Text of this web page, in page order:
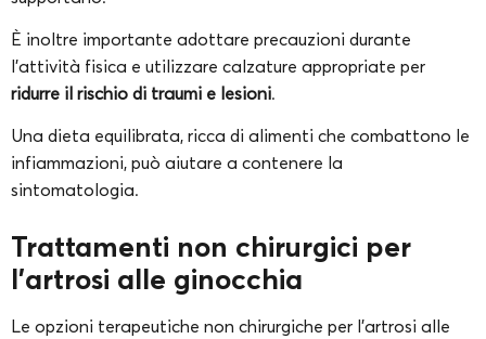
È inoltre importante adottare precauzioni durante
l’attività fisica e utilizzare calzature appropriate per
ridurre il rischio di traumi e lesioni.
Una dieta equilibrata, ricca di alimenti che combattono le
infiammazioni, può aiutare a contenere la
sintomatologia.
Trattamenti non chirurgici per
l’artrosi alle ginocchia
Le opzioni terapeutiche non chirurgiche per l’artrosi alle